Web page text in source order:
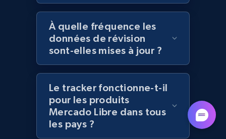
988+ 160+ Commencer
Lazada - Products - Discover products by
category URL or brand URL
URL, Title, Rating, Reviews, Initial price, Final
price, Currency, Stock, and more.
À quelle fréquence les
données de révision
sont-elles mises à jour ?
Le tracker fonctionne-t-il
pour les produits
Mercado Libre dans tous
les pays ?